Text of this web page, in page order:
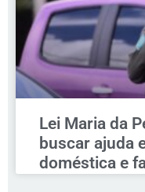
Lei Maria da
buscar ajuda
doméstica e